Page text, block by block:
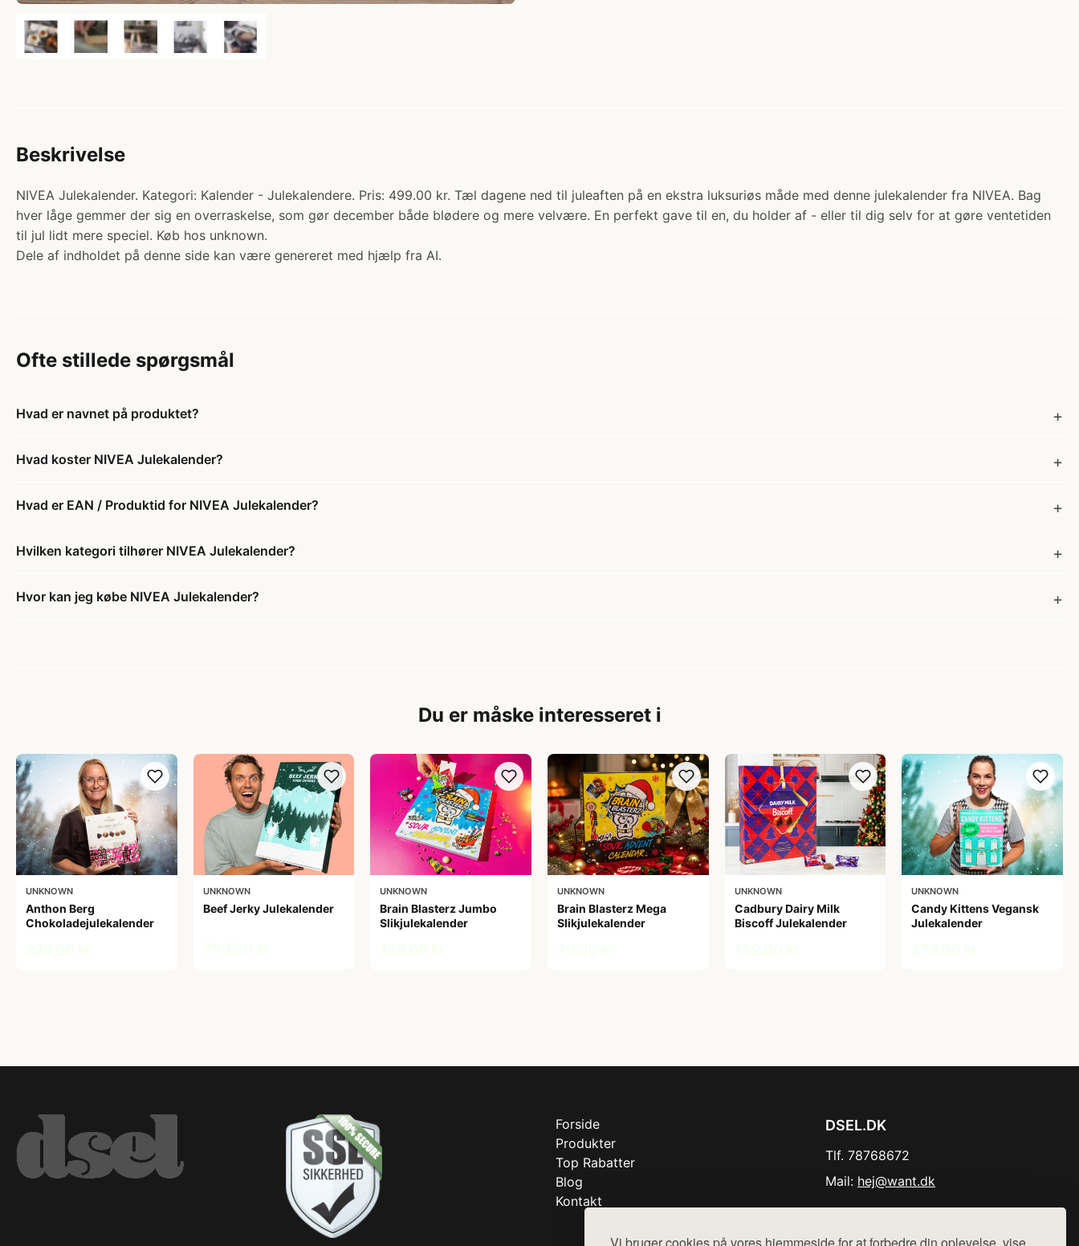
Beskrivelse
NIVEA Julekalender. Kategori: Kalender - Julekalendere. Pris: 499.00 kr. Tæl dagene ned til juleaften på en ekstra luksuriøs måde med denne julekalender fra NIVEA. Bag
hver låge gemmer der sig en overraskelse, som gør december både blødere og mere velvære. En perfekt gave til en, du holder af - eller til dig selv for at gøre ventetiden
til jul lidt mere speciel. Køb hos unknown.
Dele af indholdet på denne side kan være genereret med hjælp fra AI.
Ofte stillede spørgsmål
Hvad er navnet på produktet?
Hvad koster NIVEA Julekalender?
Hvad er EAN / Produktid for NIVEA Julekalender?
Hvilken kategori tilhører NIVEA Julekalender?
Hvor kan jeg købe NIVEA Julekalender?
Du er måske interesseret i
UNKNOWN
Anthon Berg
Chokoladejulekalender
UNKNOWN
Beef Jerky Julekalender
UNKNOWN
Brain Blasterz Jumbo
Slikjulekalender
UNKNOWN
Brain Blasterz Mega
Slikjulekalender
UNKNOWN
Cadbury Dairy Milk
Biscoff Julekalender
UNKNOWN
Candy Kittens Vegansk
Julekalender
Forside
Produkter
Top Rabatter
Blog
Kontakt
DSEL.DK
Tlf. 78768672
Mail: hej@want.dk